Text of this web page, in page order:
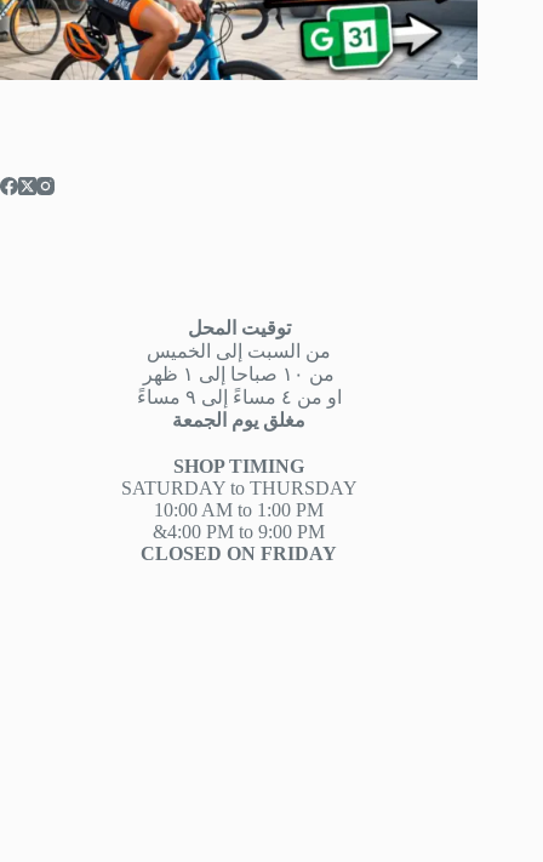
توقيت المحل
من السبت إلى الخميس
من ١٠ صباحا إلى ١ ظهر
او من ٤ مساءً إلى ٩ مساءً
مغلق يوم الجمعة
SHOP TIMING
SATURDAY to THURSDAY
10:00 AM to 1:00 PM
&4:00 PM to 9:00 PM
CLOSED ON FRIDAY